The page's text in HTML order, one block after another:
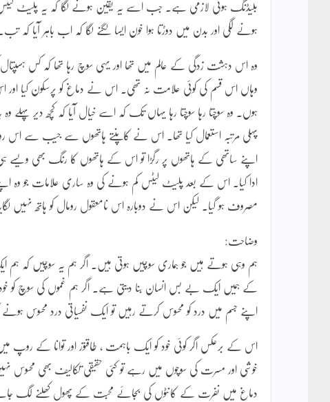
بلیڈنگ ہونی لازمی ہے۔ جب اسے یہ یقین ہونے لگا کہ یہ پلیٹ
ہونے لگی اور بدن میں دوڑتا ہوا خون ایسا لگنے لگا کہ اب باہر آیا کہ تب۔
وہ اس دہشت زدگی کے عالم میں تھا اور یہی سوچ رہا تھا کہ کس
وہاں اس قسم کی کوئی علامت نہ تھی۔ اس نے دماغ کو پرسکون کیا اور
ہوں۔ وہ سوچتا رہا سوچتا رہا یہاں تک کہ اسے خیال آیا کہ کچھ دیر
پہلی مرتبہ استعمال کیا تھا۔ اس نے کاپنتے ہاتھوں سے جیب سے اس
اپنے ساتھی کے ہاتھوں پر رگڑا تو اس کے ہاتھوں کا رنگ بھی ویسے
ادا کیا۔ اس کے بعد پلیٹ لیٹس کم ہونے کی وہ ساری علامات جو وہ
مصروف ہو گیا۔ لیکن اس نے دوبارہ اس نامعقول رومال کو ہاتھ نہیں
وضاحت:
ہم وہی ہوتے ہیں جو ہماری سوچیں ہوتی ہیں۔ اگر ہم یہ سوچیں کہ ہم
کے ہمیں ایک بے بس انسان بنا دیتی ہے۔ اگر ہم غموں کی سوچ کو خود
اپنے جسم میں درد کو محسوس کرتے رہیں تو ایک نفسیاتی درد محسوس
اس کے برعکس اگر کوئی خود کو ایک باہمت ، طاقتور اور توانا کے
خوشی اور مسرت کی سوچوں میں رہے تو کئی حقیقی تکالیف بھی
دماغ میں نفرت کے کانٹوں کی بجائے محبت کے پھول کھلنے لگ